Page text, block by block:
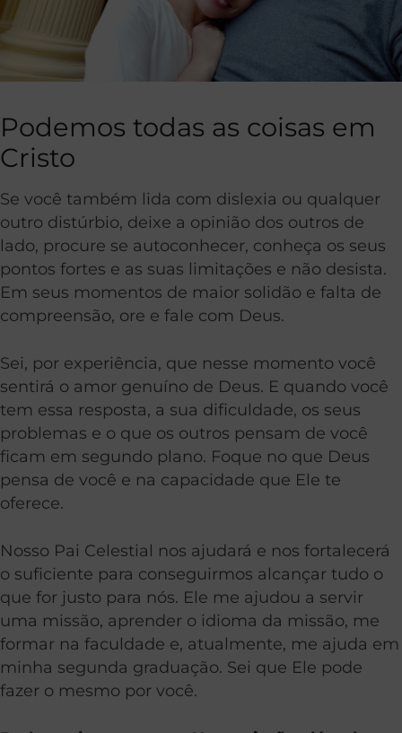
Podemos todas as coisas em
Cristo
Se você também lida com dislexia ou qualquer
outro distúrbio, deixe a opinião dos outros de
lado, procure se autoconhecer, conheça os seus
pontos fortes e as suas limitações e não desista.
Em seus momentos de maior solidão e falta de
compreensão, ore e fale com Deus.
Sei, por experiência, que nesse momento você
sentirá o amor genuíno de Deus. E quando você
tem essa resposta, a sua dificuldade, os seus
problemas e o que os outros pensam de você
ficam em segundo plano. Foque no que Deus
pensa de você e na capacidade que Ele te
oferece.
Nosso Pai Celestial nos ajudará e nos fortalecerá
o suficiente para conseguirmos alcançar tudo o
que for justo para nós. Ele me ajudou a servir
uma missão, aprender o idioma da missão, me
formar na faculdade e, atualmente, me ajuda em
minha segunda graduação. Sei que Ele pode
fazer o mesmo por você.